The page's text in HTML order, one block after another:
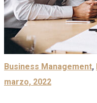
Business Management,
marzo, 2022